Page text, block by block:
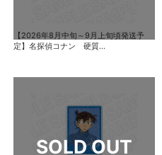
【2026年8月中旬～9月上旬頃発送予
定】名探偵コナン 硬質...